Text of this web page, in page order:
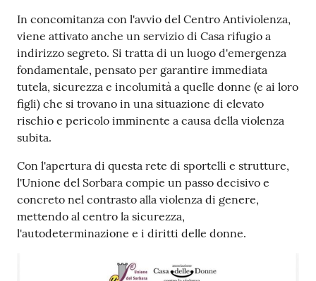
In concomitanza con l'avvio del Centro Antiviolenza,
viene attivato anche un servizio di Casa rifugio a
indirizzo segreto. Si tratta di un luogo d'emergenza
fondamentale, pensato per garantire immediata
tutela, sicurezza e incolumità a quelle donne (e ai loro
figli) che si trovano in una situazione di elevato
rischio e pericolo imminente a causa della violenza
subita.
Con l'apertura di questa rete di sportelli e strutture,
l'Unione del Sorbara compie un passo decisivo e
concreto nel contrasto alla violenza di genere,
mettendo al centro la sicurezza,
l'autodeterminazione e i diritti delle donne.